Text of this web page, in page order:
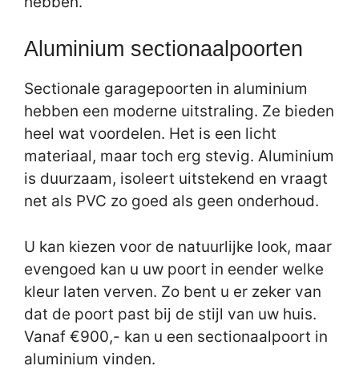
Aluminium sectionaalpoorten
Sectionale garagepoorten in aluminium
hebben een moderne uitstraling. Ze bieden
heel wat voordelen. Het is een licht
materiaal, maar toch erg stevig. Aluminium
is duurzaam, isoleert uitstekend en vraagt
net als PVC zo goed als geen onderhoud.
U kan kiezen voor de natuurlijke look, maar
evengoed kan u uw poort in eender welke
kleur laten verven. Zo bent u er zeker van
dat de poort past bij de stijl van uw huis.
Vanaf €900,- kan u een sectionaalpoort in
aluminium vinden.